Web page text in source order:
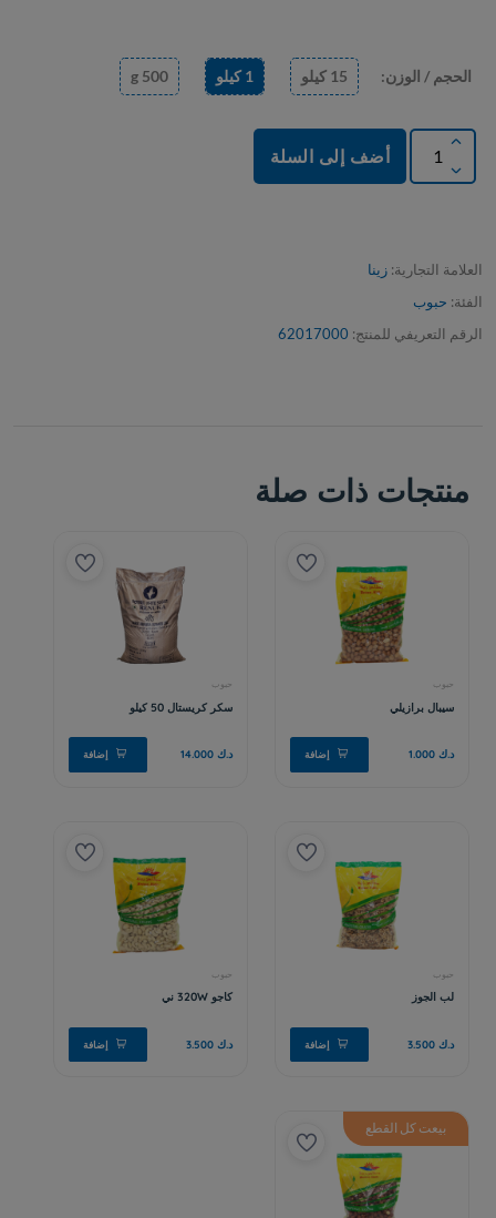
الحجم / الوزن: 15 كيلو 1 كيلو 500 g
أضف إلى السلة
العلامة التجارية: زينا
الفئة: حبوب
الرقم التعريفي للمنتج: 62017000
منتجات ذات صلة
بيعت كل القطع